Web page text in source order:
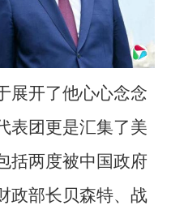
展开了他心心念念
表团更是汇集了美
括两度被中国政府
政部长贝森特、战